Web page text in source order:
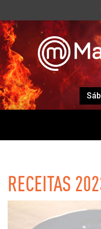
RECEITAS
Listagem